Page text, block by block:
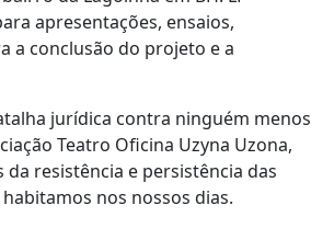
apresentações, ensaios,
a conclusão do projeto e a
jurídica contra ninguém menos
Teatro Oficina Uzyna Uzona,
resistência e persistência das
nos nossos dias.